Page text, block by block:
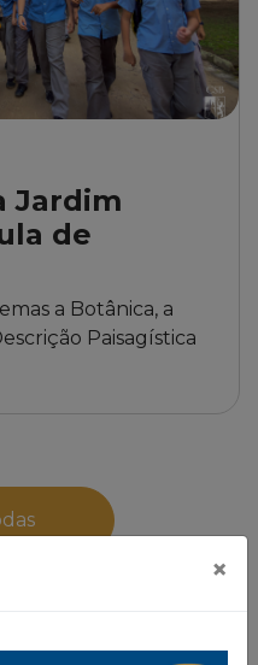
Jardim
de
a Botânica, a
Paisagística
×